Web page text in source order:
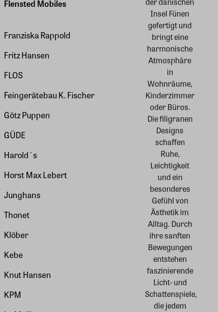
Flensted Mobiles
Franziska Rappold
Fritz Hansen
FLOS
Feingerätebau K. Fischer
Götz Puppen
GÜDE
Harold´s
Horst Max Lebert
Junghans
Thonet
Klöber
Kebe
Knut Hansen
KPM
Insel Fünen
gefertigt und
bringt eine
harmonische
Atmosphäre
in
Wohnräume,
Kinderzimmer
oder Büros.
Die filigranen
Designs
schaffen
Ruhe,
Leichtigkeit
und ein
besonderes
Gefühl von
Ästhetik im
Alltag. Durch
ihre sanften
Bewegungen
entstehen
faszinierende
Licht- und
Schattenspiele,
die jedem